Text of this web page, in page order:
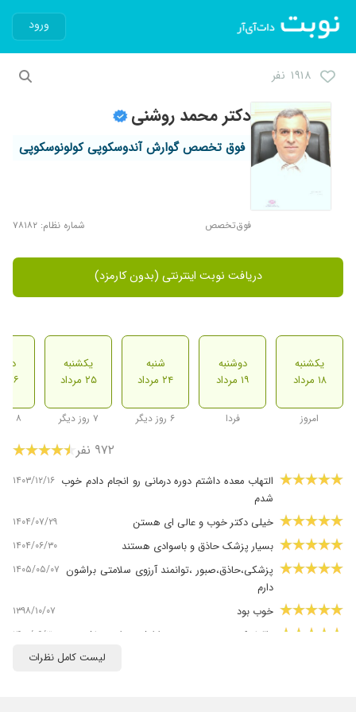
ورود
۱۹۱۸ نفر
دکتر محمد روشنی
فوق تخصص گوارش آندوسکوپی کولونوسکوپی
فوق‌تخصص شماره نظام: ۷۸۱۸۲
دریافت نوبت اینترنتی (بدون کارمزد)
یکشنبه
۱۸ مرداد
امروز
دوشنبه
۱۹ مرداد
فردا
شنبه
۲۴ مرداد
۶ روز دیگر
یکشنبه
۲۵ مرداد
۷ روز دیگر
۲۶ مرداد
۸ روز دیگر
۹۷۲ نفر
التهاب معده داشتم دوره درمانی رو انجام دادم خوب
شدم
۱۴۰۳/۱۲/۱۶
خیلی دکتر خوب و عالی ای هستن ۱۴۰۴/۰۷/۲۹
بسیار پزشک حاذق و باسوادی هستند ۱۴۰۴/۰۶/۳۰
پزشکی،حاذق،صبور ،توانمند آرزوی سلامتی براشون
دارم
۱۴۰۵/۰۵/۰۷
خوب بود ۱۳۹۸/۱۰/۰۷
واقعا دکتر خوبی هستند خدا ازشون راضی باشد ۱۴۰۰/۰۶/۳۰
۱۴۰۴/۰۱/۲۶
لیست کامل نظرات